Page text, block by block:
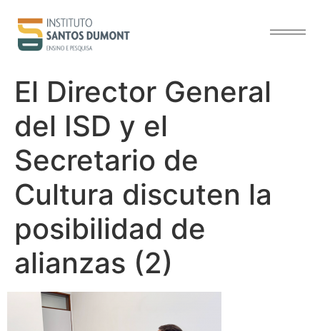
El Director General
del ISD y el
Secretario de
Cultura discuten la
posibilidad de
alianzas (2)